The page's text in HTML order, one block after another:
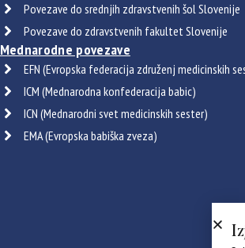
Povezave do srednjih zdravstvenih šol Slovenije
Povezave do zdravstvenih fakultet Slovenije
Mednarodne povezave
EFN (Evropska federacija združenj medicinskih
ICM (Mednarodna konfederacija babic)
ICN (Mednarodni svet medicinskih sester)
EMA (Evropska babiška zveza)